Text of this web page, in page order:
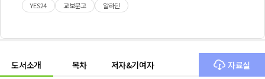
YES24 교보문고 알라딘
도서소개 목차 저자&기여자 자료실